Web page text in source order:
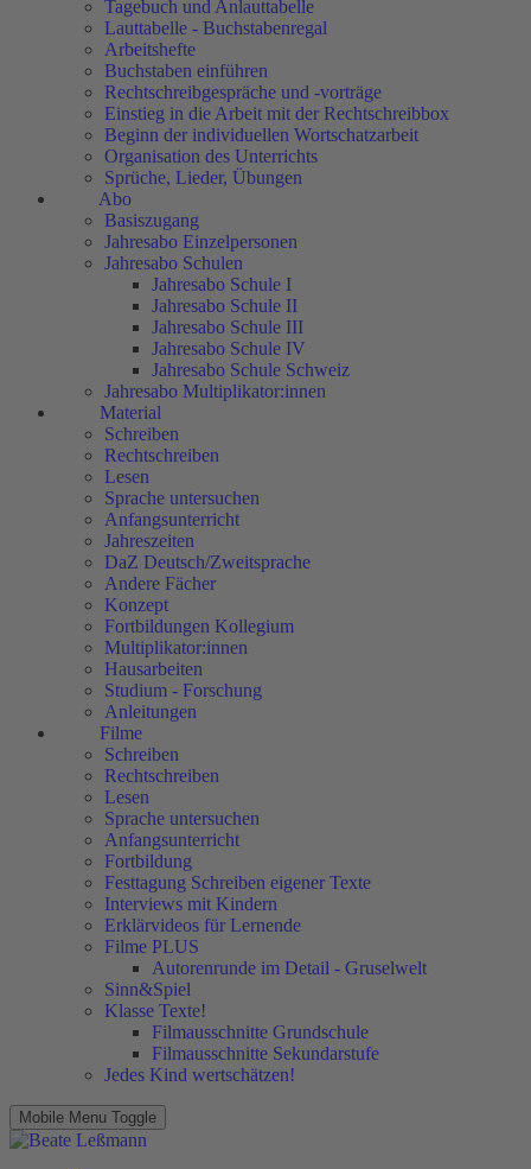
Tagebuch und Anlauttabelle
Lauttabelle - Buchstabenregal
Arbeitshefte
Buchstaben einführen
Rechtschreibgespräche und -vorträge
Einstieg in die Arbeit mit der Rechtschreibbox
Beginn der individuellen Wortschatzarbeit
Organisation des Unterrichts
Sprüche, Lieder, Übungen
Abo
Basiszugang
Jahresabo Einzelpersonen
Jahresabo Schulen
Jahresabo Schule I
Jahresabo Schule II
Jahresabo Schule III
Jahresabo Schule IV
Jahresabo Schule Schweiz
Jahresabo Multiplikator:innen
Material
Schreiben
Rechtschreiben
Lesen
Sprache untersuchen
Anfangsunterricht
Jahreszeiten
DaZ Deutsch/Zweitsprache
Andere Fächer
Konzept
Fortbildungen Kollegium
Multiplikator:innen
Hausarbeiten
Studium - Forschung
Anleitungen
Filme
Schreiben
Rechtschreiben
Lesen
Sprache untersuchen
Anfangsunterricht
Fortbildung
Festtagung Schreiben eigener Texte
Interviews mit Kindern
Erklärvideos für Lernende
Filme PLUS
Autorenrunde im Detail - Gruselwelt
Sinn&Spiel
Klasse Texte!
Filmausschnitte Grundschule
Filmausschnitte Sekundarstufe
Jedes Kind wertschätzen!
Mobile Menu Toggle